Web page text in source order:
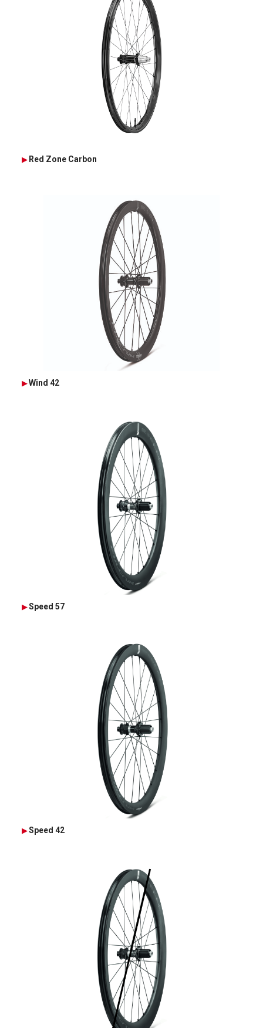
Red Zone Carbon
Wind 42
Speed 57
Speed 42